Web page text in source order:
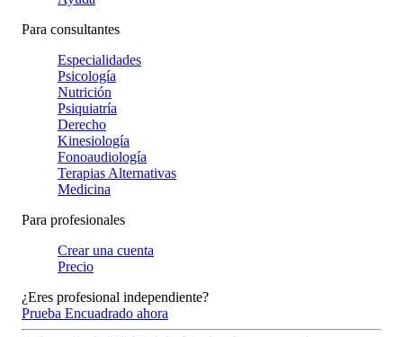
Para consultantes
Especialidades
Psicología
Nutrición
Psiquiatría
Derecho
Kinesiología
Fonoaudiología
Terapias Alternativas
Medicina
Para profesionales
Crear una cuenta
Precio
¿Eres profesional independiente?
Prueba Encuadrado ahora